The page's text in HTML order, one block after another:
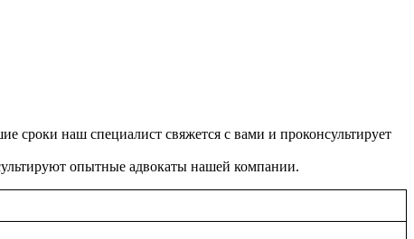
сроки наш специалист свяжется с вами и проконсультирует
опытные адвокаты нашей компании.